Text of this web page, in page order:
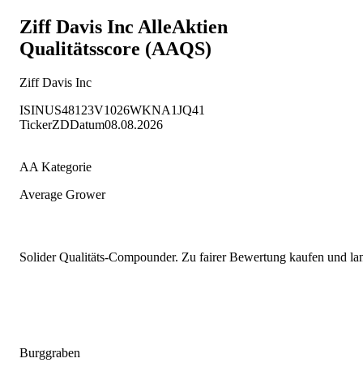
Ziff Davis Inc AlleAktien
Qualitätsscore (AAQS)
Ziff Davis Inc
ISINUS48123V1026WKNA1JQ41
TickerZDDatum08.08.2026
AA Kategorie
Average Grower
Solider Qualitäts-Compounder. Zu fairer Bewertung kaufen und
Burggraben